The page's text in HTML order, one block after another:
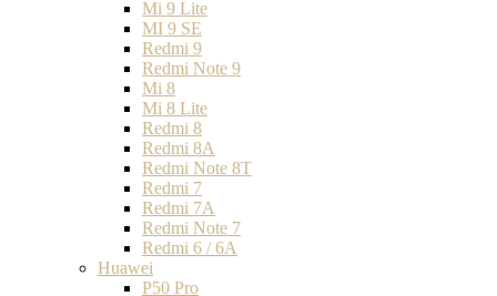
Mi 9 Lite
MI 9 SE
Redmi 9
Redmi Note 9
Mi 8
Mi 8 Lite
Redmi 8
Redmi 8A
Redmi Note 8T
Redmi 7
Redmi 7A
Redmi Note 7
Redmi 6 / 6A
Huawei
P50 Pro